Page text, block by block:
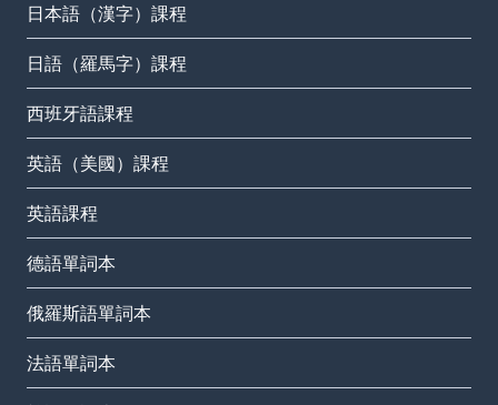
日本語（漢字）課程
日語（羅馬字）課程
西班牙語課程
英語（美國）課程
英語課程
德語單詞本
俄羅斯語單詞本
法語單詞本